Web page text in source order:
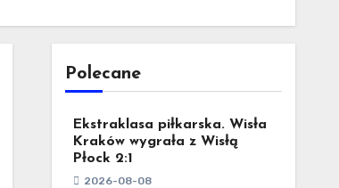
Polecane
Ekstraklasa piłkarska. Wisła
Kraków wygrała z Wisłą
Płock 2:1
2026-08-08